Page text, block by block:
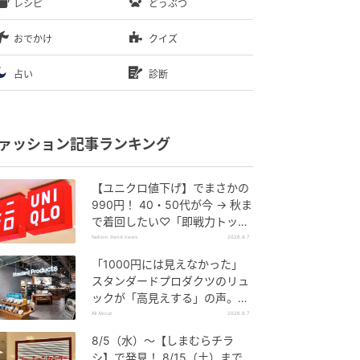
レシピ どうぶつ
おでかけ クイズ
占い 診断
ッション記事ランキング
【ユニクロ値下げ】でまさかの
990円！ 40・50代が今 → 秋ま
で着回したい♡「即戦力トップ
ス」
fashion trend news 2026.8.7
「1000円には見えなかった」
スタンダードプロダクツのリュ
ックが「高見えする」の声。2
個購入する人も
All About 2026.8.7
8/5（水）〜【しまむらチラ
シ】で発見！ 8/15（土）まで